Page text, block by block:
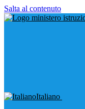
Salta al contenuto
Italiano